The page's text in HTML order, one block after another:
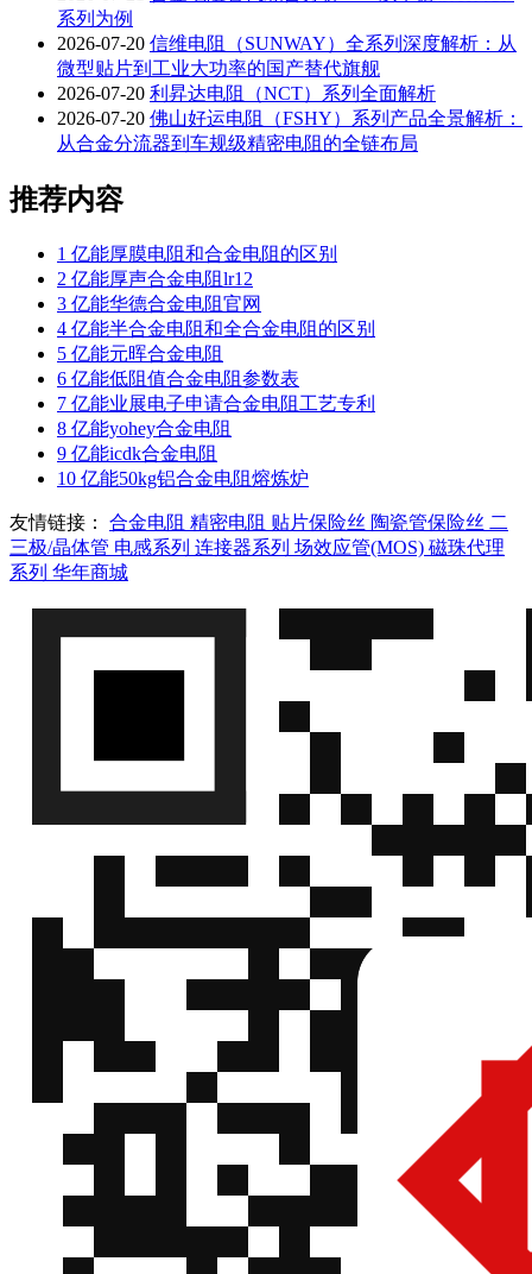
系列为例
2026-07-20 信维电阻（SUNWAY）全系列深度解析：从
微型贴片到工业大功率的国产替代旗舰
2026-07-20 利昇达电阻（NCT）系列全面解析
2026-07-20 佛山好运电阻（FSHY）系列产品全景解析：
从合金分流器到车规级精密电阻的全链布局
推荐内容
1 亿能厚膜电阻和合金电阻的区别
2 亿能厚声合金电阻lr12
3 亿能华德合金电阻官网
4 亿能半合金电阻和全合金电阻的区别
5 亿能元晖合金电阻
6 亿能低阻值合金电阻参数表
7 亿能业展电子申请合金电阻工艺专利
8 亿能yohey合金电阻
9 亿能icdk合金电阻
10 亿能50kg铝合金电阻熔炼炉
友情链接： 合金电阻 精密电阻 贴片保险丝 陶瓷管保险丝 二
三极/晶体管 电感系列 连接器系列 场效应管(MOS) 磁珠代理
系列 华年商城